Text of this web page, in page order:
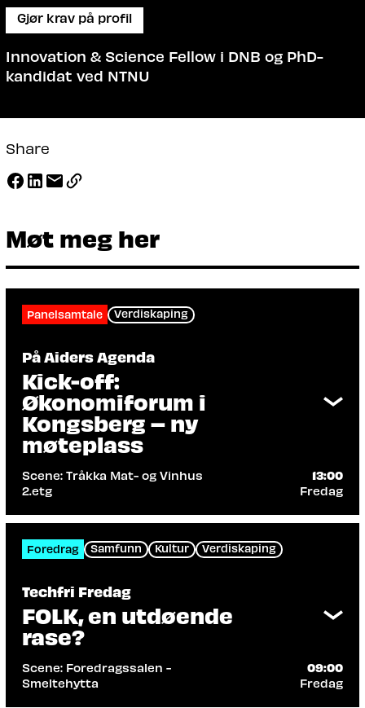
Gjør krav på profil
Innovation & Science Fellow i DNB og PhD-
kandidat ved NTNU
Share
Møt meg her
Panelsamtale Verdiskaping
På Aiders Agenda
Kick-off:
Økonomiforum i
Kongsberg – ny
møteplass
Scene: Tråkka Mat- og Vinhus
2.etg
13:00
Fredag
Næringsforum SA
Vi markerer etableringen av en ny
møteplass for økonomer og næringsliv –
servering. Bli med på kick-off og vær med
fra start når vi samler de som former,
driver og
Les mer
Foredrag Samfunn Kultur Verdiskaping
Techfri Fredag
FOLK, en utdøende
rase?
Scene: Foredragssalen -
Smeltehytta
09:00
Fredag